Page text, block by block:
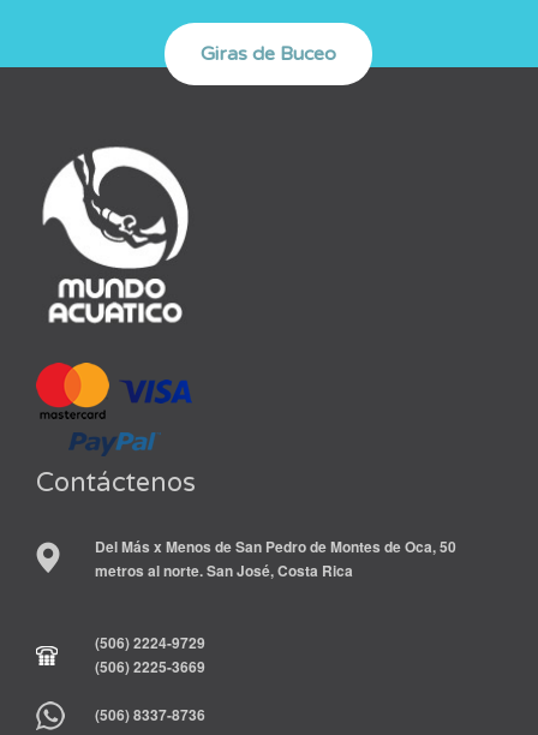
Contáctenos
Del Más x Menos de San Pedro de Montes de Oca, 50
metros al norte. San José, Costa Rica
(506) 2224-9729
(506) 2225-3669
(506) 8337-8736